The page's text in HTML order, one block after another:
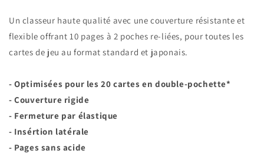
FlexXfolio
20
-
Vert
FlexXfolio
20
Un classeur haute qualité avec une couverture résistante et
flexible offrant 10 pages à 2 poches re-liées, pour toutes les
cartes de jeu au format standard et japonais.
- Optimisées pour les 20 cartes en double-pochette*
- Couverture rigide
- Fermeture par élastique
- Insértion latérale
- Pages sans acide